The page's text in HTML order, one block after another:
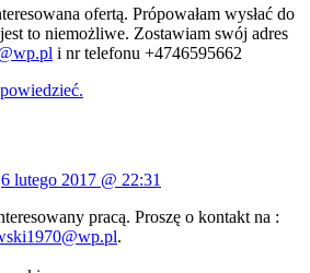
ofertą. Própowałam wysłać do
to niemożliwe. Zostawiam swój adres
i nr telefonu +4746595662
6 lutego 2017 @ 22:31
pracą. Proszę o kontakt na :
.